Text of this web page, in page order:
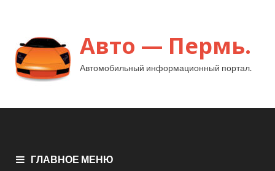
Авто — Пермь.
Автомобильный информационный портал.
ГЛАВНОЕ МЕНЮ